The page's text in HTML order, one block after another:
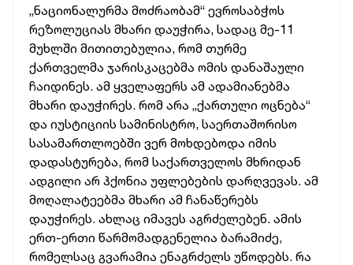
„ნაციონალურმა მოძრაობამ“ ევროსაბჭოს
რეზოლუციას მხარი დაუჭირა, სადაც მე-11
მუხლში მითითებულია, რომ თურმე
ქართველმა ჯარისკაცებმა ომის დანაშაული
ჩაიდინეს. ამ ყველაფერს ამ ადამიანებმა
მხარი დაუჭირეს. რომ არა „ქართული ოცნება“
და იუსტიციის სამინისტრო, საერთაშორისო
სასამართლოებში ვერ მოხდებოდა იმის
დადასტურება, რომ საქართველოს მხრიდან
ადგილი არ ჰქონია უფლებების დარღვევას. ამ
მოღალატეებმა მხარი ამ ჩანაწერებს
დაუჭირეს. ახლაც იმავეს აგრძელებენ. ამის
ერთ-ერთი წარმომადგენელია ბარამიძე,
რომელსაც გვარამია ენაგრძელს უწოდებს. რა